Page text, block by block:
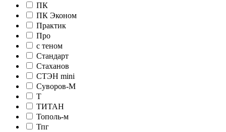
ПК
ПК Эконом
Практик
Про
с теном
Стандарт
Стаханов
СТЭН mini
Суворов-М
Т
ТИТАН
Тополь-м
Тпг